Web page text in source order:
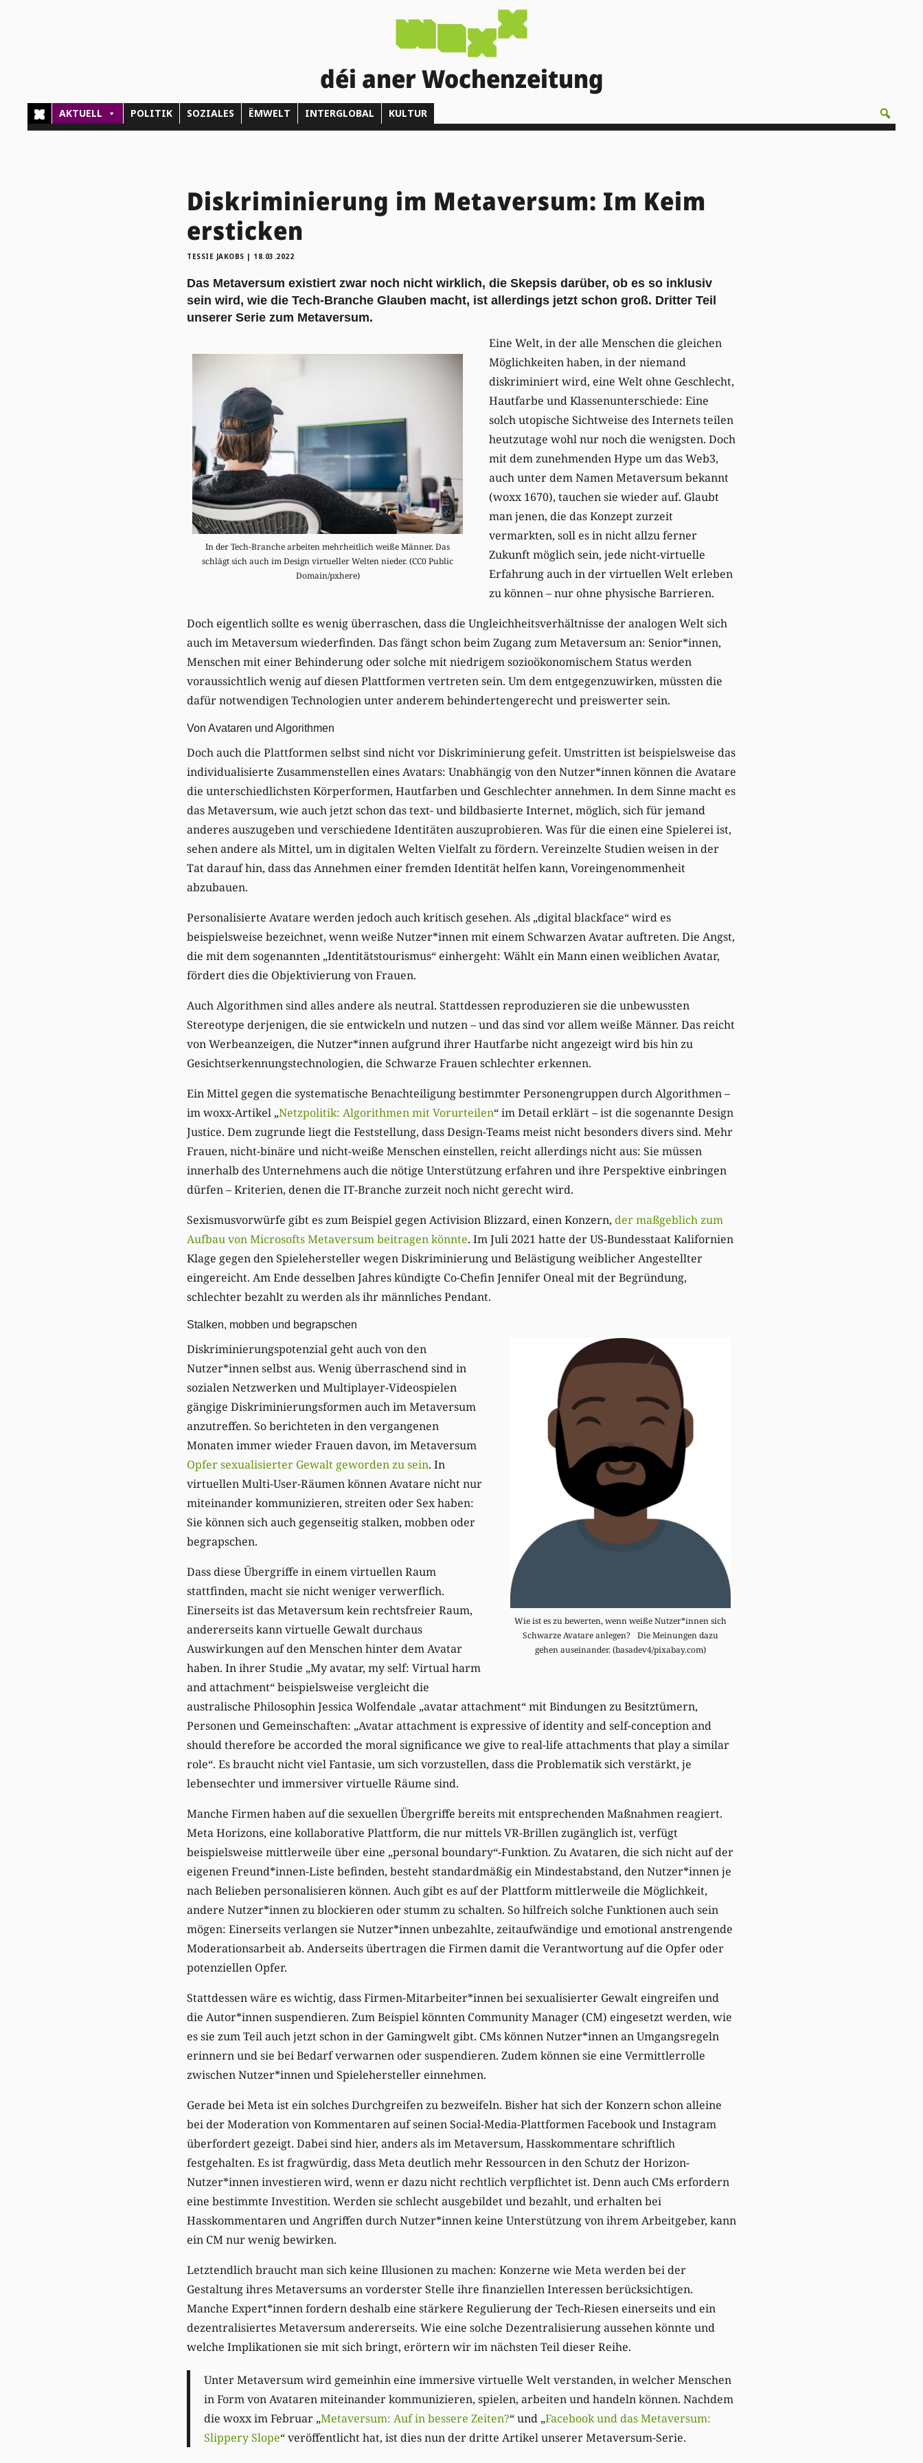
déi aner Wochenzeitung
AKTUELL POLITIK SOZIALES ËMWELT INTERGLOBAL KULTUR
Diskriminierung im Metaversum: Im Keim
ersticken
TESSIE JAKOBS | 18.03.2022
Das Metaversum existiert zwar noch nicht wirklich, die Skepsis darüber, ob es so inklusiv
sein wird, wie die Tech-Branche Glauben macht, ist allerdings jetzt schon groß. Dritter Teil
unserer Serie zum Metaversum.
In der Tech-Branche arbeiten mehrheitlich weiße Männer. Das
schlägt sich auch im Design virtueller Welten nieder. (CC0 Public
Domain/pxhere)
Eine Welt, in der alle Menschen die gleichen
Möglichkeiten haben, in der niemand
diskriminiert wird, eine Welt ohne Geschlecht,
Hautfarbe und Klassenunterschiede: Eine
solch utopische Sichtweise des Internets teilen
heutzutage wohl nur noch die wenigsten. Doch
mit dem zunehmenden Hype um das Web3,
auch unter dem Namen Metaversum bekannt
(woxx 1670), tauchen sie wieder auf. Glaubt
man jenen, die das Konzept zurzeit
vermarkten, soll es in nicht allzu ferner
Zukunft möglich sein, jede nicht-virtuelle
Erfahrung auch in der virtuellen Welt erleben
zu können – nur ohne physische Barrieren.
Doch eigentlich sollte es wenig überraschen, dass die Ungleichheitsverhältnisse der analogen Welt sich
auch im Metaversum wiederfinden. Das fängt schon beim Zugang zum Metaversum an: Senior*innen,
Menschen mit einer Behinderung oder solche mit niedrigem sozioökonomischem Status werden
voraussichtlich wenig auf diesen Plattformen vertreten sein. Um dem entgegenzuwirken, müssten die
dafür notwendigen Technologien unter anderem behindertengerecht und preiswerter sein.
Von Avataren und Algorithmen
Doch auch die Plattformen selbst sind nicht vor Diskriminierung gefeit. Umstritten ist beispielsweise das
individualisierte Zusammenstellen eines Avatars: Unabhängig von den Nutzer*innen können die Avatare
die unterschiedlichsten Körperformen, Hautfarben und Geschlechter annehmen. In dem Sinne macht es
das Metaversum, wie auch jetzt schon das text- und bildbasierte Internet, möglich, sich für jemand
anderes auszugeben und verschiedene Identitäten auszuprobieren. Was für die einen eine Spielerei ist,
sehen andere als Mittel, um in digitalen Welten Vielfalt zu fördern. Vereinzelte Studien weisen in der
Tat darauf hin, dass das Annehmen einer fremden Identität helfen kann, Voreingenommenheit
abzubauen.
Personalisierte Avatare werden jedoch auch kritisch gesehen. Als „digital blackface“ wird es
beispielsweise bezeichnet, wenn weiße Nutzer*innen mit einem Schwarzen Avatar auftreten. Die Angst,
die mit dem sogenannten „Identitätstourismus“ einhergeht: Wählt ein Mann einen weiblichen Avatar,
fördert dies die Objektivierung von Frauen.
Auch Algorithmen sind alles andere als neutral. Stattdessen reproduzieren sie die unbewussten
Stereotype derjenigen, die sie entwickeln und nutzen – und das sind vor allem weiße Männer. Das reicht
von Werbeanzeigen, die Nutzer*innen aufgrund ihrer Hautfarbe nicht angezeigt wird bis hin zu
Gesichtserkennungstechnologien, die Schwarze Frauen schlechter erkennen.
Ein Mittel gegen die systematische Benachteiligung bestimmter Personengruppen durch Algorithmen –
im woxx-Artikel „Netzpolitik: Algorithmen mit Vorurteilen“ im Detail erklärt – ist die sogenannte Design
Justice. Dem zugrunde liegt die Feststellung, dass Design-Teams meist nicht besonders divers sind. Mehr
Frauen, nicht-binäre und nicht-weiße Menschen einstellen, reicht allerdings nicht aus: Sie müssen
innerhalb des Unternehmens auch die nötige Unterstützung erfahren und ihre Perspektive einbringen
dürfen – Kriterien, denen die IT-Branche zurzeit noch nicht gerecht wird.
Sexismusvorwürfe gibt es zum Beispiel gegen Activision Blizzard, einen Konzern, der maßgeblich zum
Aufbau von Microsofts Metaversum beitragen könnte. Im Juli 2021 hatte der US-Bundesstaat Kalifornien
Klage gegen den Spielehersteller wegen Diskriminierung und Belästigung weiblicher Angestellter
eingereicht. Am Ende desselben Jahres kündigte Co-Chefin Jennifer Oneal mit der Begründung,
schlechter bezahlt zu werden als ihr männliches Pendant.
Wie ist es zu bewerten, wenn weiße Nutzer*innen sich
Schwarze Avatare anlegen? Die Meinungen dazu
gehen auseinander. (basadev4/pixabay.com)
Stalken, mobben und begrapschen
Diskriminierungspotenzial geht auch von den
Nutzer*innen selbst aus. Wenig überraschend sind in
sozialen Netzwerken und Multiplayer-Videospielen
gängige Diskriminierungsformen auch im Metaversum
anzutreffen. So berichteten in den vergangenen
Monaten immer wieder Frauen davon, im Metaversum
Opfer sexualisierter Gewalt geworden zu sein. In
virtuellen Multi-User-Räumen können Avatare nicht nur
miteinander kommunizieren, streiten oder Sex haben:
Sie können sich auch gegenseitig stalken, mobben oder
begrapschen.
Dass diese Übergriffe in einem virtuellen Raum
stattfinden, macht sie nicht weniger verwerflich.
Einerseits ist das Metaversum kein rechtsfreier Raum,
andererseits kann virtuelle Gewalt durchaus
Auswirkungen auf den Menschen hinter dem Avatar
haben. In ihrer Studie „My avatar, my self: Virtual harm
and attachment“ beispielsweise vergleicht die
australische Philosophin Jessica Wolfendale „avatar attachment“ mit Bindungen zu Besitztümern,
Personen und Gemeinschaften: „Avatar attachment is expressive of identity and self-conception and
should therefore be accorded the moral significance we give to real-life attachments that play a similar
role“. Es braucht nicht viel Fantasie, um sich vorzustellen, dass die Problematik sich verstärkt, je
lebensechter und immersiver virtuelle Räume sind.
Manche Firmen haben auf die sexuellen Übergriffe bereits mit entsprechenden Maßnahmen reagiert.
Meta Horizons, eine kollaborative Plattform, die nur mittels VR-Brillen zugänglich ist, verfügt
beispielsweise mittlerweile über eine „personal boundary“-Funktion. Zu Avataren, die sich nicht auf der
eigenen Freund*innen-Liste befinden, besteht standardmäßig ein Mindestabstand, den Nutzer*innen je
nach Belieben personalisieren können. Auch gibt es auf der Plattform mittlerweile die Möglichkeit,
andere Nutzer*innen zu blockieren oder stumm zu schalten. So hilfreich solche Funktionen auch sein
mögen: Einerseits verlangen sie Nutzer*innen unbezahlte, zeitaufwändige und emotional anstrengende
Moderationsarbeit ab. Anderseits übertragen die Firmen damit die Verantwortung auf die Opfer oder
potenziellen Opfer.
Stattdessen wäre es wichtig, dass Firmen-Mitarbeiter*innen bei sexualisierter Gewalt eingreifen und
die Autor*innen suspendieren. Zum Beispiel könnten Community Manager (CM) eingesetzt werden, wie
es sie zum Teil auch jetzt schon in der Gamingwelt gibt. CMs können Nutzer*innen an Umgangsregeln
erinnern und sie bei Bedarf verwarnen oder suspendieren. Zudem können sie eine Vermittlerrolle
zwischen Nutzer*innen und Spielehersteller einnehmen.
Gerade bei Meta ist ein solches Durchgreifen zu bezweifeln. Bisher hat sich der Konzern schon alleine
bei der Moderation von Kommentaren auf seinen Social-Media-Plattformen Facebook und Instagram
überfordert gezeigt. Dabei sind hier, anders als im Metaversum, Hasskommentare schriftlich
festgehalten. Es ist fragwürdig, dass Meta deutlich mehr Ressourcen in den Schutz der Horizon-
Nutzer*innen investieren wird, wenn er dazu nicht rechtlich verpflichtet ist. Denn auch CMs erfordern
eine bestimmte Investition. Werden sie schlecht ausgebildet und bezahlt, und erhalten bei
Hasskommentaren und Angriffen durch Nutzer*innen keine Unterstützung von ihrem Arbeitgeber, kann
ein CM nur wenig bewirken.
Letztendlich braucht man sich keine Illusionen zu machen: Konzerne wie Meta werden bei der
Gestaltung ihres Metaversums an vorderster Stelle ihre finanziellen Interessen berücksichtigen.
Manche Expert*innen fordern deshalb eine stärkere Regulierung der Tech-Riesen einerseits und ein
dezentralisiertes Metaversum andererseits. Wie eine solche Dezentralisierung aussehen könnte und
welche Implikationen sie mit sich bringt, erörtern wir im nächsten Teil dieser Reihe.
Unter Metaversum wird gemeinhin eine immersive virtuelle Welt verstanden, in welcher Menschen
in Form von Avataren miteinander kommunizieren, spielen, arbeiten und handeln können. Nachdem
die woxx im Februar „Metaversum: Auf in bessere Zeiten?“ und „Facebook und das Metaversum:
Slippery Slope“ veröffentlicht hat, ist dies nun der dritte Artikel unserer Metaversum-Serie.